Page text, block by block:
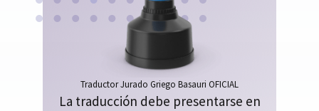
Traductor Jurado Griego Basauri OFICIAL
La traducción debe presentarse en